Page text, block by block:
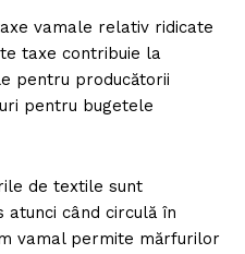
vamale relativ ridicate
taxe contribuie la
pentru producătorii
pentru bugetele
de textile sunt
când circulă în
vamal permite mărfurilor